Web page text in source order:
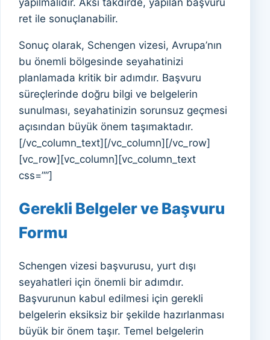
yapılmalıdır. Aksi takdirde, yapılan başvuru
ret ile sonuçlanabilir.
Sonuç olarak, Schengen vizesi, Avrupa’nın
bu önemli bölgesinde seyahatinizi
planlamada kritik bir adımdır. Başvuru
süreçlerinde doğru bilgi ve belgelerin
sunulması, seyahatinizin sorunsuz geçmesi
açısından büyük önem taşımaktadır.
[/vc_column_text][/vc_column][/vc_row]
[vc_row][vc_column][vc_column_text
css=””]
Gerekli Belgeler ve Başvuru
Formu
Schengen vizesi başvurusu, yurt dışı
seyahatleri için önemli bir adımdır.
Başvurunun kabul edilmesi için gerekli
belgelerin eksiksiz bir şekilde hazırlanması
büyük bir önem taşır. Temel belgelerin